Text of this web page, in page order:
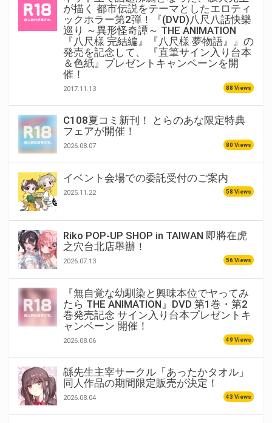
が描く 都市伝説をテーマとしたエロティ
ックホラー第2弾！『(DVD)八尺八話快樂
巡り ～異形怪奇譚～ THE ANIMATION
『八尺様 完結編』『八尺様 夢物語』』の
発売を記念して、 『直筆サイン入り台本
＆色紙』プレゼントキャンペーンを開
催！
2017.11.13 88 Views
C108夏コミ新刊！ とらのあな限定特典
フェアが開催！
2026.08.07 80 Views
イベント会場での委託受付のご案内
2025.11.22 58 Views
Riko POP-UP SHOP in TAIWAN 即將在虎
之穴台北店舉辦！
2026.07.13 56 Views
『無自覚な幼馴染と興味本位でヤってみ
たら THE ANIMATION』DVD 第1巻・第2
巻発売記念 サイン入り台本プレゼントキ
ャンペーン 開催！
2026.08.06 49 Views
緜先生主宰サークル「あったかタオル」
同人作品の期間限定販売が決定！
2026.08.04 43 Views